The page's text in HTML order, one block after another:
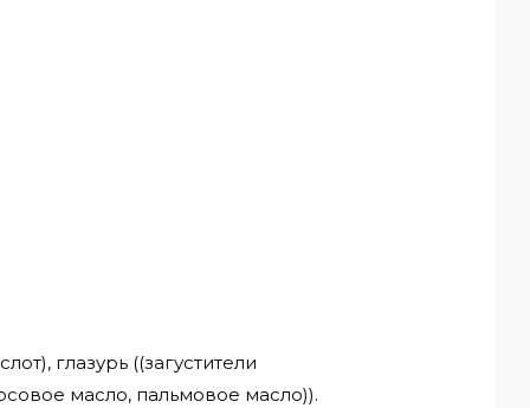
глазурь ((загустители
масло, пальмовое масло)).